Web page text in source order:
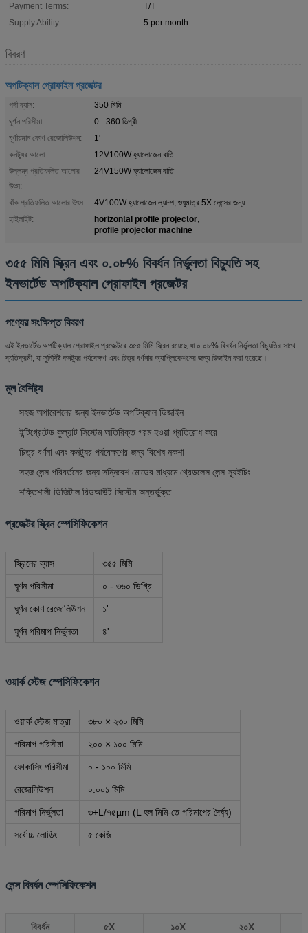
Payment Terms:
T/T
Supply Ability:
5 per month
বিবরণ
অপটিক্যাল প্রোফাইল প্রজেক্টর
পর্দা ব্যাস:
350 মিমি
ঘূর্ণন পরিসীমা:
0 - 360 ডিগ্রী
ঘূর্ণায়মান কোণ রেজোলিউশন:
1'
কনট্যুর আলো:
12V100W হ্যালোজেন বাতি
উল্লম্ব প্রতিফলিত আলোর
উৎস:
24V150W হ্যালোজেন বাতি
বাঁক প্রতিফলিত আলোর উৎস:
4V100W হ্যালোজেন ল্যাম্প, শুধুমাত্র 5X লেন্সের জন্য
হাইলাইট:
horizontal profile projector,
profile projector machine
৩৫৫ মিমি স্ক্রিন এবং ০.০৮% বিবর্ধন নির্ভুলতা বিচ্যুতি সহ
ইনভার্টেড অপটিক্যাল প্রোফাইল প্রজেক্টর
পণ্যের সংক্ষিপ্ত বিবরণ
এই ইনভার্টেড অপটিক্যাল প্রোফাইল প্রজেক্টরে ৩৫৫ মিমি স্ক্রিন রয়েছে যা ০.০৮% বিবর্ধন নির্ভুলতা বিচ্যুতির সাথে
ব্যতিক্রমী, যা সুনির্দিষ্ট কনট্যুর পর্যবেক্ষণ এবং চিত্র বর্ণনার অ্যাপ্লিকেশনের জন্য ডিজাইন করা হয়েছে।
মূল বৈশিষ্ট্য
সহজ অপারেশনের জন্য ইনভার্টেড অপটিক্যাল ডিজাইন
ইন্টিগ্রেটেড কুল্যান্ট সিস্টেম অতিরিক্ত গরম হওয়া প্রতিরোধ করে
চিত্র বর্ণনা এবং কনট্যুর পর্যবেক্ষণের জন্য বিশেষ নকশা
সহজ লেন্স পরিবর্তনের জন্য সন্নিবেশ মোডের মাধ্যমে থ্রেডলেস লেন্স স্যুইচিং
শক্তিশালী ডিজিটাল রিডআউট সিস্টেম অন্তর্ভুক্ত
প্রজেক্টর স্ক্রিন স্পেসিফিকেশন
স্ক্রিনের ব্যাস ৩৫৫ মিমি
ঘূর্ণন পরিসীমা ০ - ৩৬০ ডিগ্রি
ঘূর্ণন কোণ রেজোলিউশন ১'
ঘূর্ণন পরিমাপ নির্ভুলতা ৪'
ওয়ার্ক স্টেজ স্পেসিফিকেশন
ওয়ার্ক স্টেজ মাত্রা ৩৮০ × ২৩০ মিমি
পরিমাপ পরিসীমা ২০০ × ১০০ মিমি
ফোকাসিং পরিসীমা ০ - ১০০ মিমি
রেজোলিউশন ০.০০১ মিমি
পরিমাপ নির্ভুলতা ৩+L/৭৫µm (L হল মিমি-তে পরিমাপের দৈর্ঘ্য)
সর্বোচ্চ লোডিং ৫ কেজি
লেন্স বিবর্ধন স্পেসিফিকেশন
বিবর্ধন ৫X ১০X ২০X